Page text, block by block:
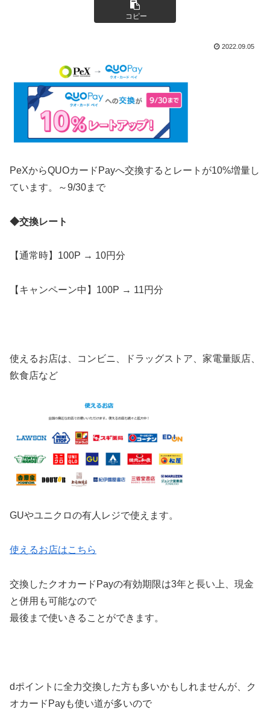
コピー
2022.09.05
PeXからQUOカードPayへ交換するとレートが10%増量し
ています。～9/30まで
◆交換レート
【通常時】100P → 10円分
【キャンペーン中】100P → 11円分
使えるお店は、コンビニ、ドラッグストア、家電量販店、
飲食店など
GUやユニクロの有人レジで使えます。
使えるお店はこちら
交換したクオカードPayの有効期限は3年と長い上、現金
と併用も可能なので
最後まで使いきることができます。
dポイントに全力交換した方も多いかもしれませんが、ク
オカードPayも使い道が多いので